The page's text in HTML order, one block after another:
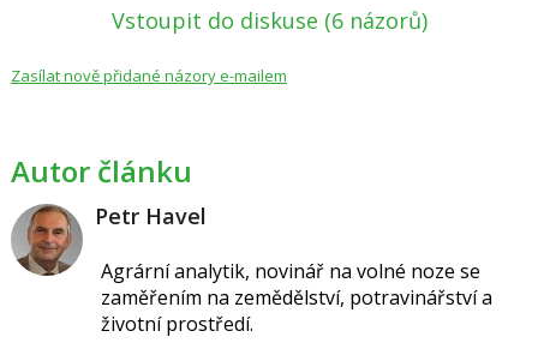
Vstoupit do diskuse (6 názorů)
Zasílat nově přidané názory e-mailem
Autor článku
Petr Havel
Agrární analytik, novinář na volné noze se
zaměřením na zemědělství, potravinářství a
životní prostředí.